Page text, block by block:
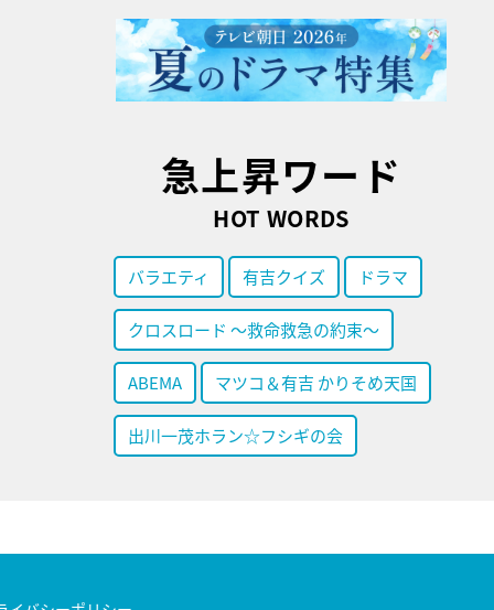
急上昇ワード
HOT WORDS
バラエティ 有吉クイズ ドラマ
クロスロード ～救命救急の約束～
ABEMA マツコ＆有吉 かりそめ天国
出川一茂ホラン☆フシギの会